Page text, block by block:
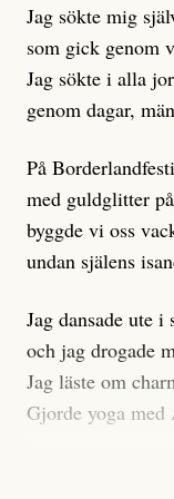
klickbete är inte
Journalistiken är
gör
prenumeration,
dessa
en mängd
möjlighet att
engagera sig i
grupper där
Researchen är
Möjligen är det
som stör?
Jag sökte mig
som gick genom
Jag sökte i alla
genom dagar,
På
med guldglitter
byggde vi oss
undan själens
Jag dansade ute i
och jag drogade
Jag läste om
Gjorde yoga med